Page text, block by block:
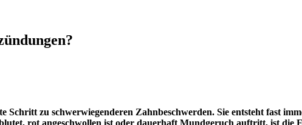
Schritt zu schwerwiegenderen Zahnbeschwerden. Sie entsteht fast